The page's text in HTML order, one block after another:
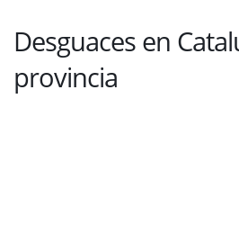
Desguaces en
provincia